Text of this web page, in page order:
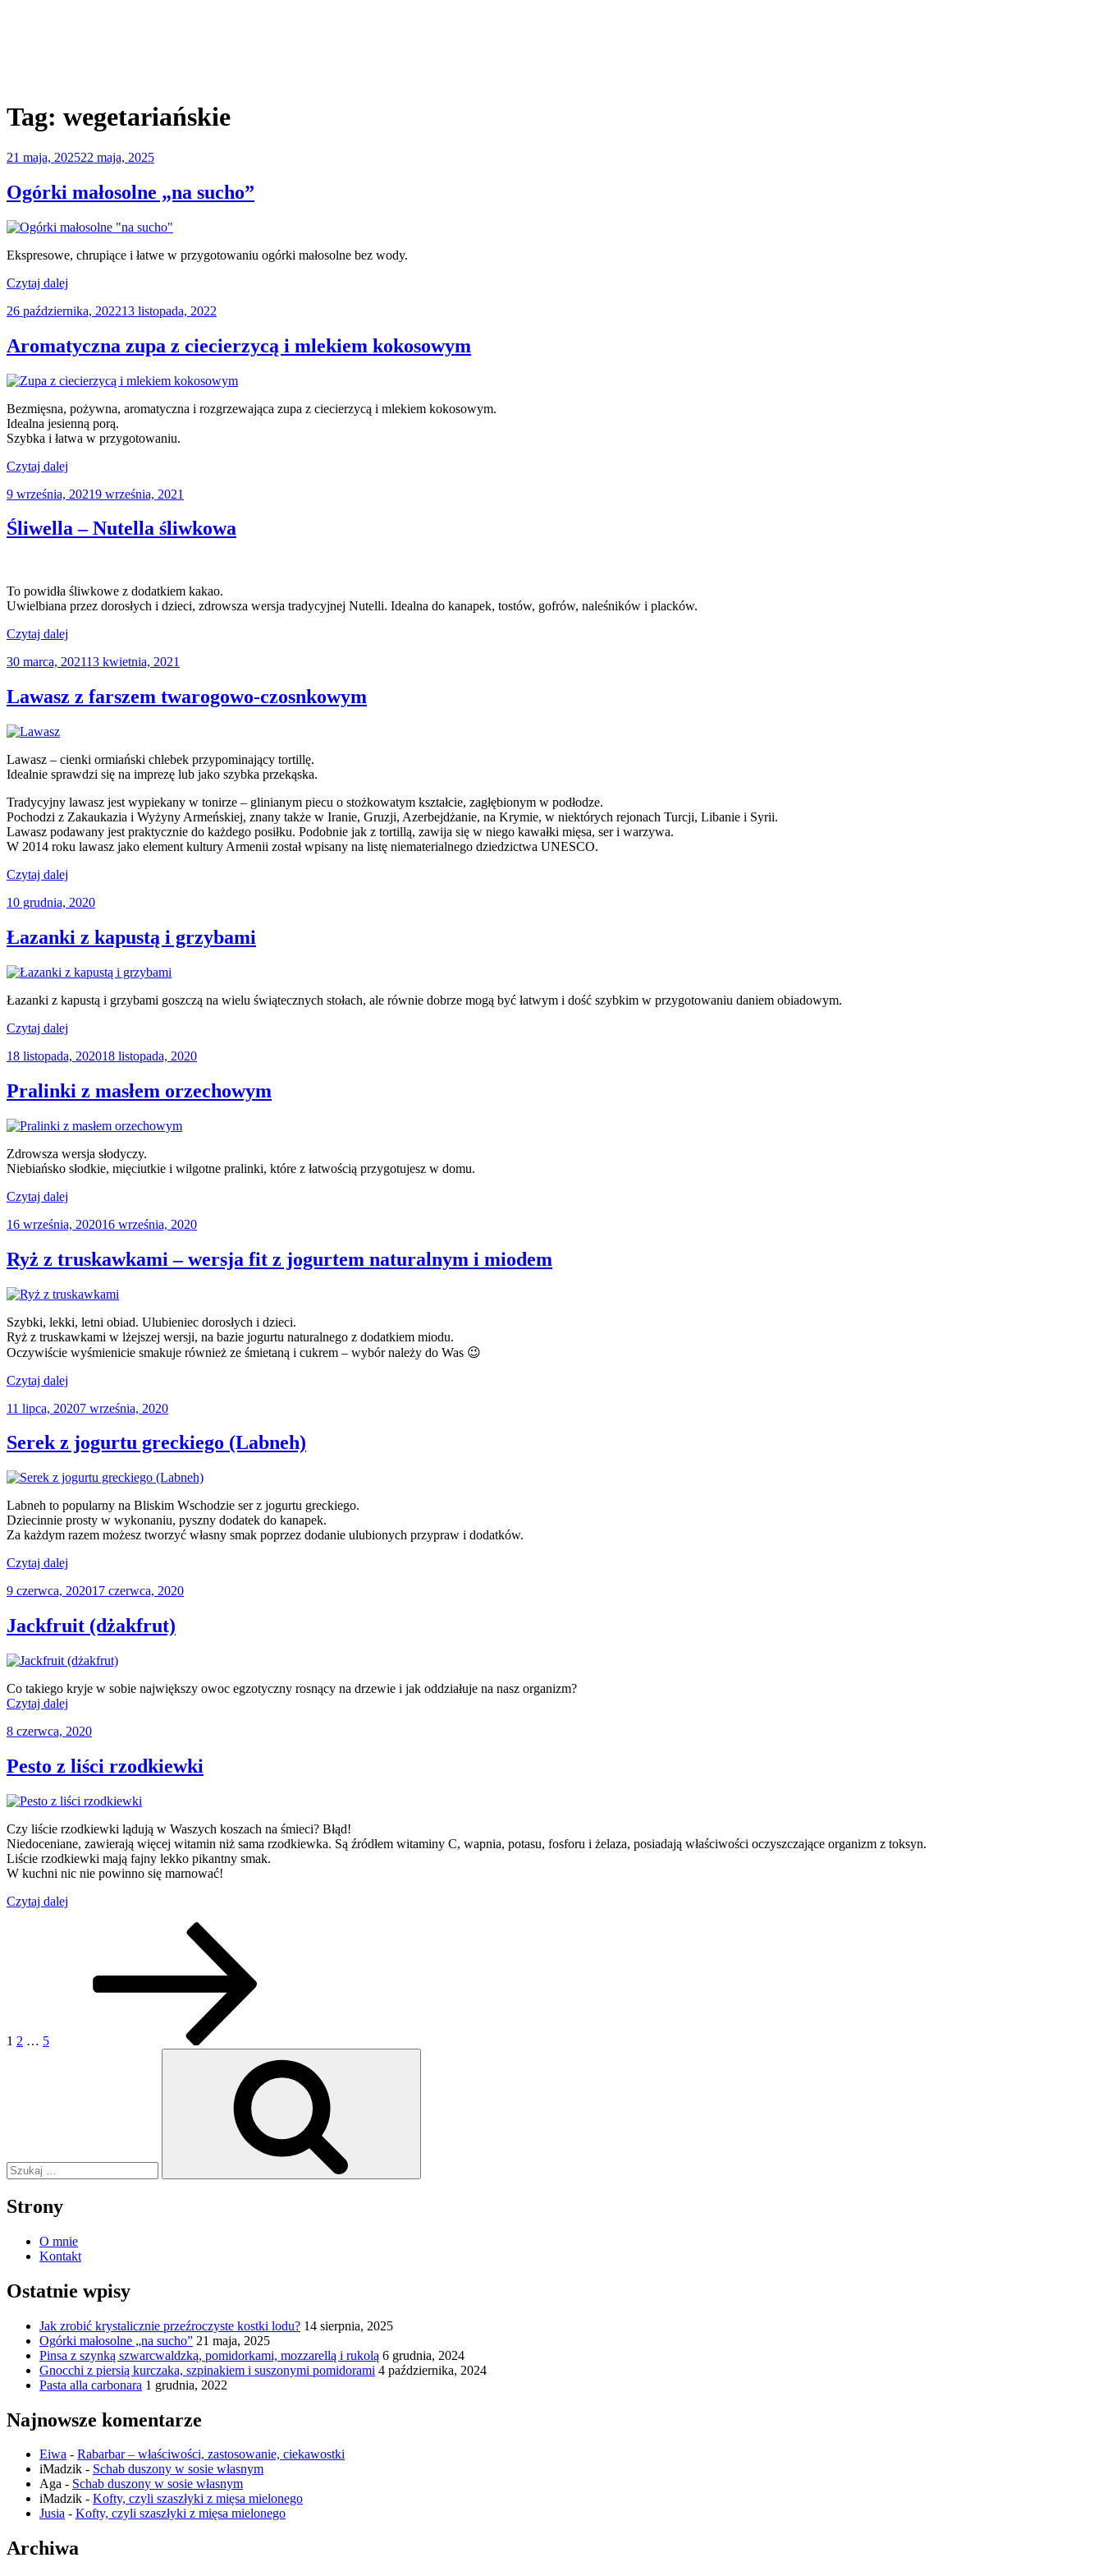
Tag: wegetariańskie
Opublikowane
21 maja, 202522 maja, 2025
Ogórki małosolne „na sucho”
Ekspresowe, chrupiące i łatwe w przygotowaniu ogórki małosolne bez wody.
Czytaj dalej
„na
Opublikowane
26 października, 202213 listopada, 2022
Aromatyczna zupa z ciecierzycą i mlekiem kokosowym
Bezmięsna, pożywna, aromatyczna i rozgrzewająca zupa z ciecierzycą i mlekiem kokosowym.
Idealna jesienną porą.
Szybka i łatwa w przygotowaniu.
Czytaj dalej
z
i
mlekiem
Opublikowane
9 września, 20219 września, 2021
Śliwella – Nutella śliwkowa
To powidła śliwkowe z dodatkiem kakao.
Uwielbiana przez dorosłych i dzieci, zdrowsza wersja tradycyjnej Nutelli. Idealna do kanapek, tostów, gofrów, naleśników i placków.
Czytaj dalej
Nutella
Opublikowane
30 marca, 202113 kwietnia, 2021
Lawasz z farszem twarogowo-czosnkowym
Lawasz – cienki ormiański chlebek przypominający tortillę.
Idealnie sprawdzi się na imprezę lub jako szybka przekąska.
Tradycyjny lawasz jest wypiekany w tonirze – glinianym piecu o stożkowatym kształcie, zagłębionym w podłodze.
Pochodzi z Zakaukazia i Wyżyny Armeńskiej, znany także w Iranie, Gruzji, Azerbejdżanie, na Krymie, w niektórych rejonach Turcji, Libanie i Syrii.
Lawasz podawany jest praktycznie do każdego posiłku. Podobnie jak z tortillą, zawija się w niego kawałki mięsa, ser i warzywa.
W 2014 roku lawasz jako element kultury Armenii został wpisany na listę niematerialnego dziedzictwa UNESCO.
Czytaj dalej
farszem
czosnkowym”
Opublikowane
10 grudnia, 2020
Łazanki z kapustą i grzybami
Łazanki z kapustą i grzybami goszczą na wielu świątecznych stołach, ale równie dobrze mogą być łatwym i dość szybkim w przygotowaniu daniem obiadowym.
Czytaj dalej
kapustą
grzybami”
Opublikowane
18 listopada, 202018 listopada, 2020
Pralinki z masłem orzechowym
Zdrowsza wersja słodyczy.
Niebiańsko słodkie, mięciutkie i wilgotne pralinki, które z łatwością przygotujesz w domu.
Czytaj dalej
masłem
Opublikowane
16 września, 202016 września, 2020
Ryż z truskawkami – wersja fit z jogurtem naturalnym i miodem
Szybki, lekki, letni obiad. Ulubieniec dorosłych i dzieci.
Ryż z truskawkami w lżejszej wersji, na bazie jogurtu naturalnego z dodatkiem miodu.
Oczywiście wyśmienicie smakuje również ze śmietaną i cukrem – wybór należy do Was 😉
Czytaj dalej
truskawkami
wersja
fit
jogurtem
naturalnym
i
miodem”
Opublikowane
11 lipca, 20207 września, 2020
Serek z jogurtu greckiego (Labneh)
Labneh to popularny na Bliskim Wschodzie ser z jogurtu greckiego.
Dziecinnie prosty w wykonaniu, pyszny dodatek do kanapek.
Za każdym razem możesz tworzyć własny smak poprzez dodanie ulubionych przypraw i dodatków.
Czytaj dalej
jogurtu
(Labneh)”
Opublikowane
9 czerwca, 202017 czerwca, 2020
Jackfruit (dżakfrut)
Co takiego kryje w sobie największy owoc egzotyczny rosnący na drzewie i jak oddziałuje na nasz organizm?
Czytaj dalej
Opublikowane
8 czerwca, 2020
Pesto z liści rzodkiewki
Czy liście rzodkiewki lądują w Waszych koszach na śmieci? Błąd!
Niedoceniane, zawierają więcej witamin niż sama rzodkiewka. Są źródłem witaminy C, wapnia, potasu, fosforu i żelaza, posiadają właściwości oczyszczające organizm z toksyn.
Liście rzodkiewki mają fajny lekko pikantny smak.
W kuchni nic nie powinno się marnować!
Czytaj dalej
1 2 … 5
Strony
O mnie
Kontakt
Ostatnie wpisy
Jak zrobić krystalicznie przeźroczyste kostki lodu? 14 sierpnia, 2025
Ogórki małosolne „na sucho” 21 maja, 2025
Pinsa z szynką szwarcwaldzką, pomidorkami, mozzarellą i rukolą 6 grudnia, 2024
Gnocchi z piersią kurczaka, szpinakiem i suszonymi pomidorami 4 października, 2024
Pasta alla carbonara 1 grudnia, 2022
Najnowsze komentarze
Eiwa - Rabarbar – właściwości, zastosowanie, ciekawostki
iMadzik - Schab duszony w sosie własnym
Aga - Schab duszony w sosie własnym
iMadzik - Kofty, czyli szaszłyki z mięsa mielonego
Jusia - Kofty, czyli szaszłyki z mięsa mielonego
Archiwa